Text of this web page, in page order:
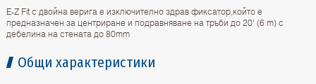
E-Z Fit с двойна верига е изключително здрав фиксатор,който е
предназначен за центриране и подравняване на тръби до 20' (6 m) с
дебелина на стената до 80mm
Общи характеристики